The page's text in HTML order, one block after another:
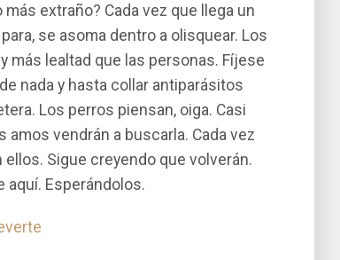
extraño? Cada vez que llega un
se asoma dentro a olisquear. Los
más lealtad que las personas. Fí­jese
nada y hasta collar antiparásitos
Los perros piensan, oiga. Casi
vendrán a buscarla. Cada vez
Sigue creyendo que volverán.
aquí­. Esperándolos.